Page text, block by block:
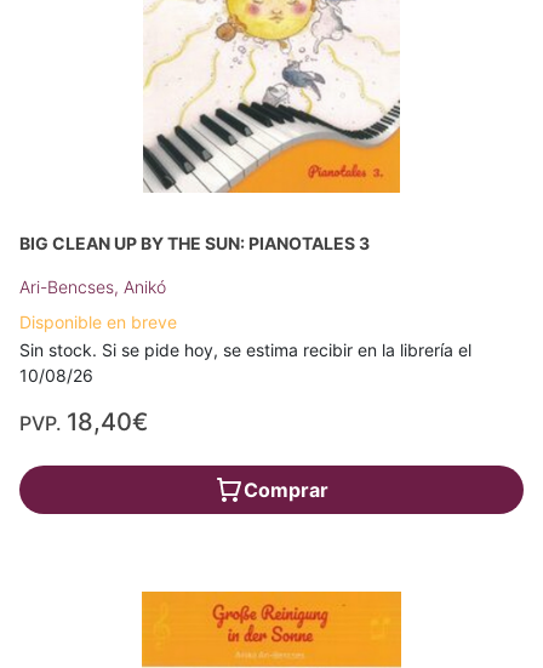
BIG CLEAN UP BY THE SUN: PIANOTALES 3
Ari-Bencses, Anikó
Disponible en breve
Sin stock. Si se pide hoy, se estima recibir en la librería el
10/08/26
PVP. 18,40€
Comprar